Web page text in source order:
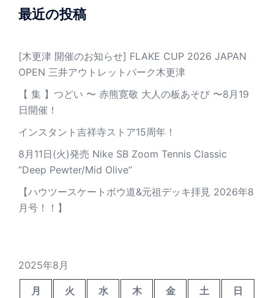
最近の投稿
[木更津 開催のお知らせ] FLAKE CUP 2026 JAPAN
OPEN 三井アウトレットパーク木更津
【 集 】つどい 〜 赤熊寛敬 大人の板あそび 〜8月19
日開催！
インスタント吉祥寺ストア15周年！
8月11日(火)発売 Nike SB Zoom Tennis Classic
”Deep Pewter/Mid Olive”
【ハウツースケートボウ道&元祖デッキ拝見 2026年8
月号！！】
2025年8月
月 火 水 木 金 土
日